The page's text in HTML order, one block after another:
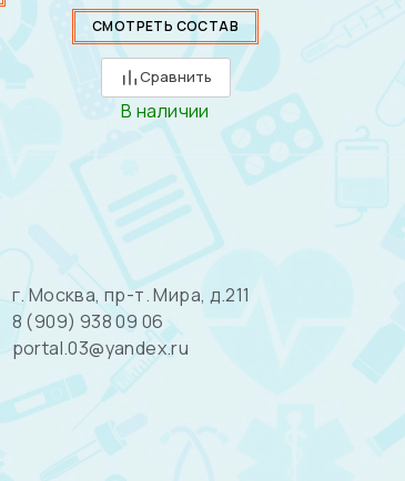
СМОТРЕТЬ СОСТАВ
Сравнить
В наличии
г. Москва, пр-т. Мира, д.211
8 (909) 938 09 06
portal.03@yandex.ru